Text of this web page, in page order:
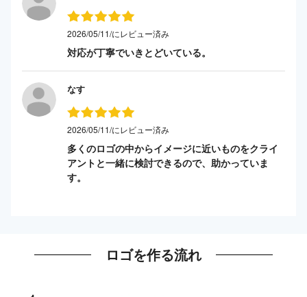
2026/05/11/にレビュー済み
対応が丁寧でいきとどいている。
なす
2026/05/11/にレビュー済み
多くのロゴの中からイメージに近いものをクライ
アントと一緒に検討できるので、助かっていま
す。
ロゴを作る流れ